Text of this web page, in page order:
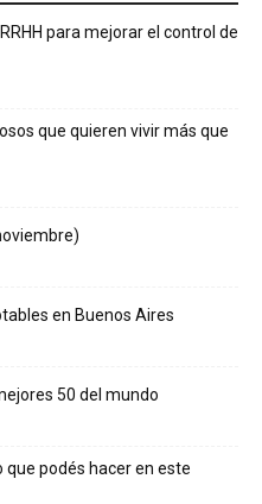
para mejorar el control de
que quieren vivir más que
en Buenos Aires
50 del mundo
que podés hacer en este